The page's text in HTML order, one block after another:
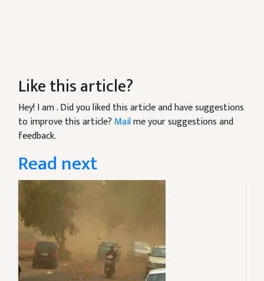
Like this article?
Hey! I am. Did you liked this article and have suggestions
to improve this article? Mailme your suggestions and
feedback.
Read next